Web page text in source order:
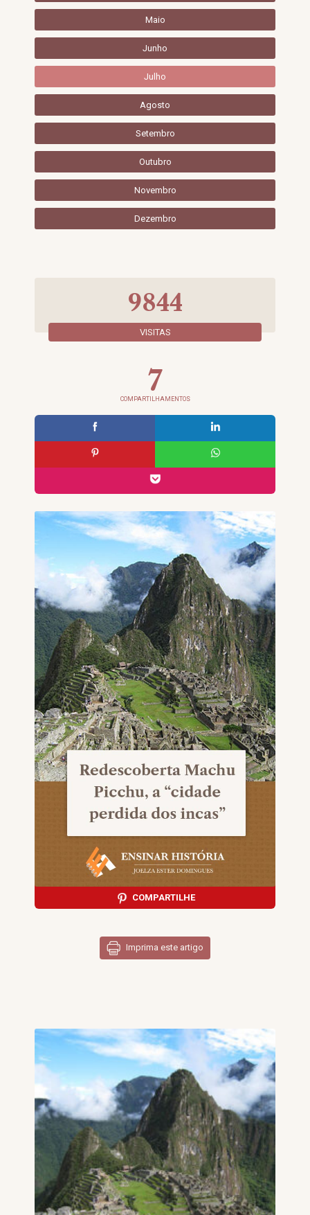
9844
VISITAS
7
COMPARTILHAMENTOS
COMPARTILHE
Imprima este artigo
Maio
Junho
Julho
Agosto
Setembro
Outubro
Novembro
Dezembro